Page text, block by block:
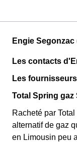
Engie Segonzac
Les contacts
Les
Total Spring
Racheté par
alternatif de gaz
en Limousin peu